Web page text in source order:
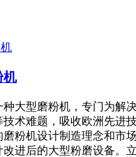
机
种大型磨粉机，专门为解
术难题，吸收欧洲先进
粉机设计制造理念和市
改进后的大型粉磨设备。